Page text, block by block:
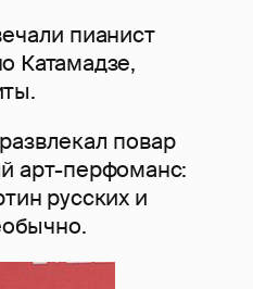
пианист
Катамадзе,
повар
арт-перфоманс:
русских и